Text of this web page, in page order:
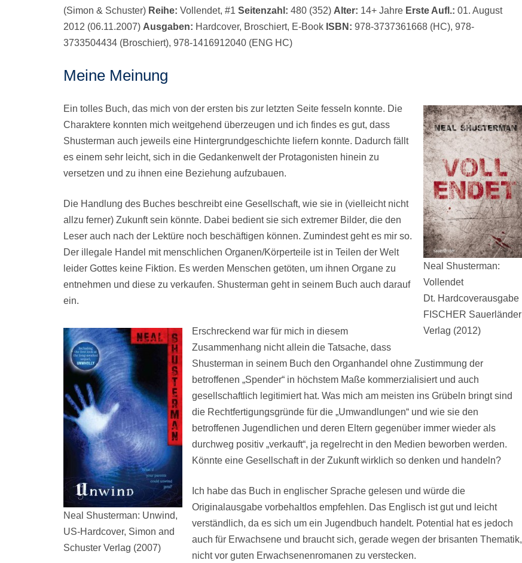
(Simon & Schuster) Reihe:Vollendet, #1Seitenzahl: 480 (352) Alter: 14+ Jahre Erste Aufl.: 01. August
2012 (06.11.2007) Ausgaben: Hardcover, Broschiert, E-Book ISBN: 978-3737361668 (HC), 978-
3733504434 (Broschiert), 978-1416912040 (ENG HC)
Meine Meinung
Neal Shusterman:
Vollendet
Dt. Hardcoverausgabe
FISCHER Sauerländer
Verlag (2012)
Ein tolles Buch, das mich von der ersten bis zur letzten Seite fesseln konnte. Die
Charaktere konnten mich weitgehend überzeugen und ich findes es gut, dass
Shusterman auch jeweils eine Hintergrundgeschichte liefern konnte. Dadurch fällt
es einem sehr leicht, sich in die Gedankenwelt der Protagonisten hinein zu
versetzen und zu ihnen eine Beziehung aufzubauen.
Die Handlung des Buches beschreibt eine Gesellschaft, wie sie in (vielleicht nicht
allzu ferner) Zukunft sein könnte. Dabei bedient sie sich extremer Bilder, die den
Leser auch nach der Lektüre noch beschäftigen können. Zumindest geht es mir so.
Der illegale Handel mit menschlichen Organen/Körperteile ist in Teilen der Welt
leider Gottes keine Fiktion. Es werden Menschen getöten, um ihnen Organe zu
entnehmen und diese zu verkaufen. Shusterman geht in seinem Buch auch darauf
ein.
Neal Shusterman: Unwind,
US-Hardcover, Simon and
Schuster Verlag (2007)
Erschreckend war für mich in diesem
Zusammenhang nicht allein die Tatsache, dass
Shusterman in seinem Buch den Organhandel ohne Zustimmung der
betroffenen „Spender“ in höchstem Maße kommerzialisiert und auch
gesellschaftlich legitimiert hat. Was mich am meisten ins Grübeln bringt sind
die Rechtfertigungsgründe für die „Umwandlungen“ und wie sie den
betroffenen Jugendlichen und deren Eltern gegenüber immer wieder als
durchweg positiv „verkauft“, ja regelrecht in den Medien beworben werden.
Könnte eine Gesellschaft in der Zukunft wirklich so denken und handeln?
Ich habe das Buch in englischer Sprache gelesen und würde die
Originalausgabe vorbehaltlos empfehlen. Das Englisch ist gut und leicht
verständlich, da es sich um ein Jugendbuch handelt. Potential hat es jedoch
auch für Erwachsene und braucht sich, gerade wegen der brisanten Thematik,
nicht vor guten Erwachsenenromanen zu verstecken.